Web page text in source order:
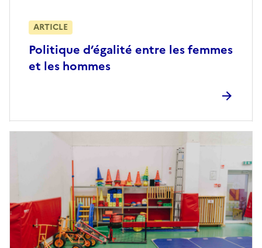
Politique d’égalité entre les femmes
et les hommes
ARTICLE